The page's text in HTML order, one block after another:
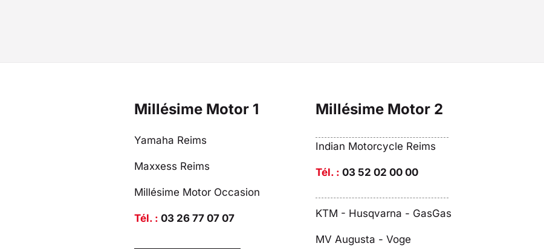
Millésime Motor 1
Yamaha Reims
Maxxess Reims
Millésime Motor Occasion
Tél. : 03 26 77 07 07
Millésime Motor 2
Indian Motorcycle Reims
Tél. : 03 52 02 00 00
KTM - Husqvarna - GasGas
MV Augusta - Voge